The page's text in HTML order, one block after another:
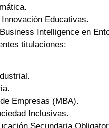
Educativas.
Intelligence en
titulaciones:
Empresas (MBA).
Inclusivas.
Secundaria